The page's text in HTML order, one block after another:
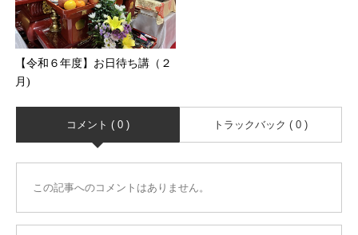
【令和６年度】お日待ち講（２
月)
コメント ( 0 ) トラックバック ( 0 )
この記事へのコメントはありません。